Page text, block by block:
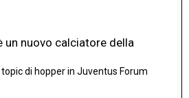
un nuovo calciatore della
di hopperin Juventus Forum